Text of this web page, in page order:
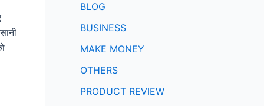
BLOG
BUSINESS
MAKE MONEY
OTHERS
PRODUCT REVIEW